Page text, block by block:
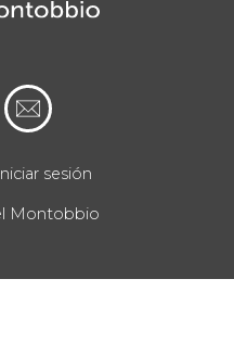
sesión
Montobbio